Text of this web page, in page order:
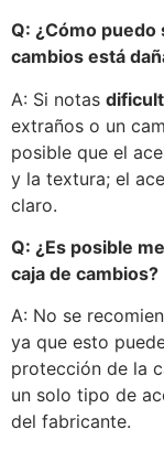
Q: ¿Cómo puedo
cambios está
A: Si notas
extraños o un
posible que el
y la textura; el
claro.
Q: ¿Es posible
caja de cambios?
A: No se
ya que esto
protección de la
un solo tipo de
del fabricante.